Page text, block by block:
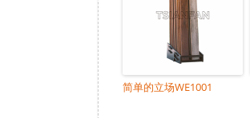
简单的立场WE1001